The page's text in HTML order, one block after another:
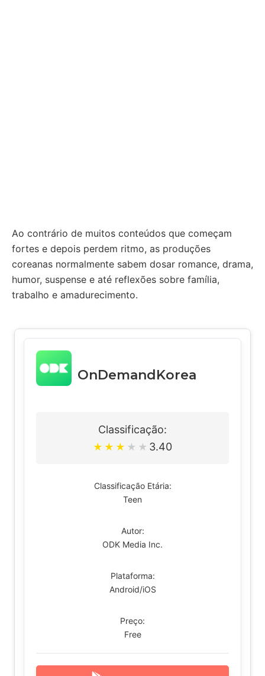
Ao contrário de muitos conteúdos que começam
fortes e depois perdem ritmo, as produções
coreanas normalmente sabem dosar romance, drama,
humor, suspense e até reflexões sobre família,
trabalho e amadurecimento.
OnDemandKorea
Classificação:
★ ★ ★ ★ ★ 3.40
Classificação Etária:
Teen
Autor:
ODK Media Inc.
Plataforma:
Android/iOS
Preço:
Free